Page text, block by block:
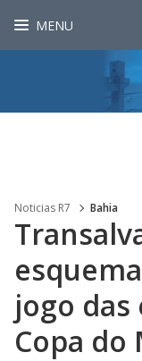
MENU
Noticias R7 Bahia
jogo
Copa do